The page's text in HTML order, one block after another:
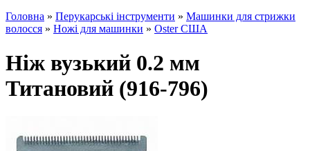
Головна » Перукарські інструменти » Машинки для стрижки
волосся » Ножі для машинки » Oster США
Ніж вузький 0.2 мм
Титановий (916-796)